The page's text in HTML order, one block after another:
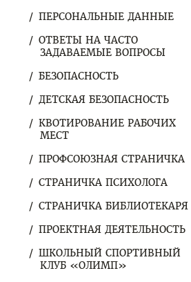
ПЕРСОНАЛЬНЫЕ ДАННЫЕ
ОТВЕТЫ НА ЧАСТО
ЗАДАВАЕМЫЕ ВОПРОСЫ
БЕЗОПАСНОСТЬ
ДЕТСКАЯ БЕЗОПАСНОСТЬ
КВОТИРОВАНИЕ РАБОЧИХ
МЕСТ
ПРОФСОЮЗНАЯ СТРАНИЧКА
СТРАНИЧКА ПСИХОЛОГА
СТРАНИЧКА БИБЛИОТЕКАРЯ
ПРОЕКТНАЯ ДЕЯТЕЛЬНОСТЬ
ШКОЛЬНЫЙ СПОРТИВНЫЙ
КЛУБ «ОЛИМП»